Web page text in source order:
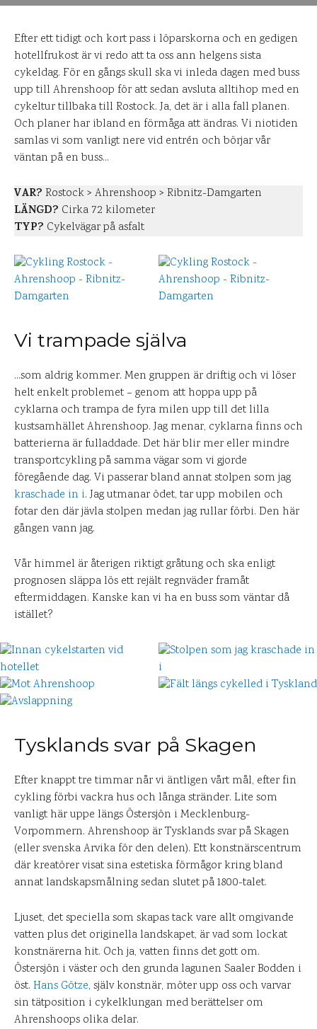
Efter ett tidigt och kort pass i löparskorna och en gedigen
hotellfrukost är vi redo att ta oss ann helgens sista
cykeldag. För en gångs skull ska vi inleda dagen med buss
upp till Ahrenshoop för att sedan avsluta alltihop med en
cykeltur tillbaka till Rostock. Ja, det är i alla fall planen.
Och planer har ibland en förmåga att ändras. Vi niotiden
samlas vi som vanligt nere vid entrén och börjar vår
väntan på en buss…
VAR? Rostock > Ahrenshoop > Ribnitz-Damgarten
LÄNGD? Cirka 72 kilometer
TYP? Cykelvägar på asfalt
Vi trampade själva
…som aldrig kommer. Men gruppen är driftig och vi löser
helt enkelt problemet – genom att hoppa upp på
cyklarna och trampa de fyra milen upp till det lilla
kustsamhället Ahrenshoop. Jag menar, cyklarna finns och
batterierna är fulladdade. Det här blir mer eller mindre
transportcykling på samma vägar som vi gjorde
föregående dag. Vi passerar bland annat stolpen som jag
kraschade in i. Jag utmanar ödet, tar upp mobilen och
fotar den där jävla stolpen medan jag rullar förbi. Den här
gången vann jag.
Vår himmel är återigen riktigt gråtung och ska enligt
prognosen släppa lös ett rejält regnväder framåt
eftermiddagen. Kanske kan vi ha en buss som väntar då
istället?
Tysklands svar på Skagen
Efter knappt tre timmar når vi äntligen vårt mål, efter fin
cykling förbi vackra hus och långa stränder. Lite som
vanligt här uppe längs Östersjön i Mecklenburg-
Vorpommern. Ahrenshoop är Tysklands svar på Skagen
(eller svenska Arvika för den delen). Ett konstnärscentrum
där kreatörer visat sina estetiska förmågor kring bland
annat landskapsmålning sedan slutet på 1800-talet.
Ljuset, det speciella som skapas tack vare allt omgivande
vatten plus det originella landskapet, är vad som lockat
konstnärerna hit. Och ja, vatten finns det gott om.
Östersjön i väster och den grunda lagunen Saaler Bodden i
öst. Hans Götze, själv konstnär, möter upp oss och varvar
sin tätposition i cykelklungan med berättelser om
Ahrenshoops olika delar.